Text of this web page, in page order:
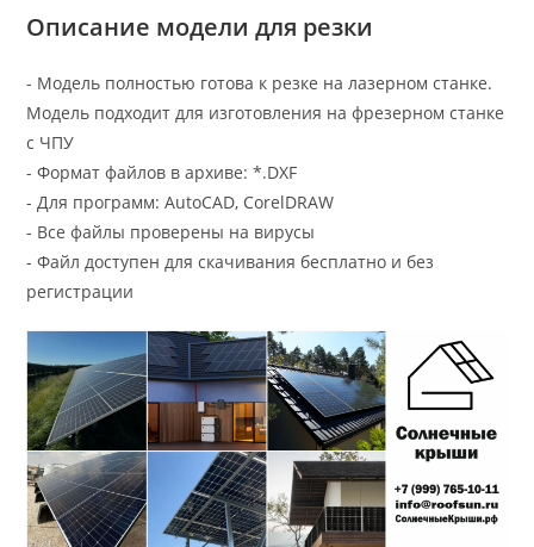
Описание модели для резки
- Модель полностью готова к резке на лазерном станке.
Модель подходит для изготовления на фрезерном станке
с ЧПУ
- Формат файлов в архиве: *.DXF
- Для программ: AutoCAD, CorelDRAW
- Все файлы проверены на вирусы
- Файл доступен для скачивания бесплатно и без
регистрации